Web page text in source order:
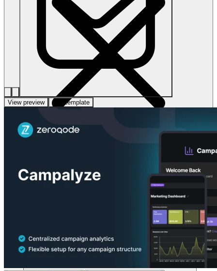
View preview Use template